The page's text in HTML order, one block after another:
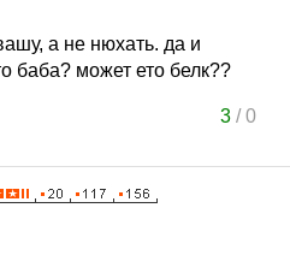
а не нюхать. да и
баба? может ето белк??
3/0